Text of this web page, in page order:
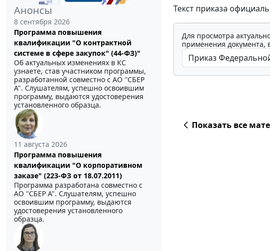
Анонсы
8 сентября 2026
Программа повышения
квалификации "О контрактной
системе в сфере закупок" (44-ФЗ)"
Об актуальных изменениях в КС
узнаете, став участником программы,
разработанной совместно с АО ''СБЕР
А". Слушателям, успешно освоившим
программу, выдаются удостоверения
установленного образца.
11 августа 2026
Программа повышения
квалификации "О корпоративном
заказе" (223-ФЗ от 18.07.2011)
Программа разработана совместно с
АО ''СБЕР А". Слушателям, успешно
освоившим программу, выдаются
удостоверения установленного
образца.
Текст приказа
Для просмотра
применения документа,
Показать все